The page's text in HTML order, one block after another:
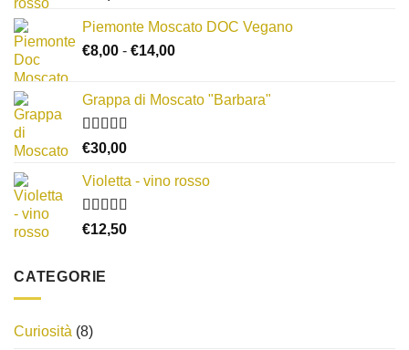
€15,00
Piemonte Moscato DOC Vegano
€8,00 - €14,00Fascia
da
Grappa di Moscato "Barbara"
Valutato
su 5
€30,00
Violetta - vino rosso
Valutato
su
€12,50
CATEGORIE
Curiosità (8)